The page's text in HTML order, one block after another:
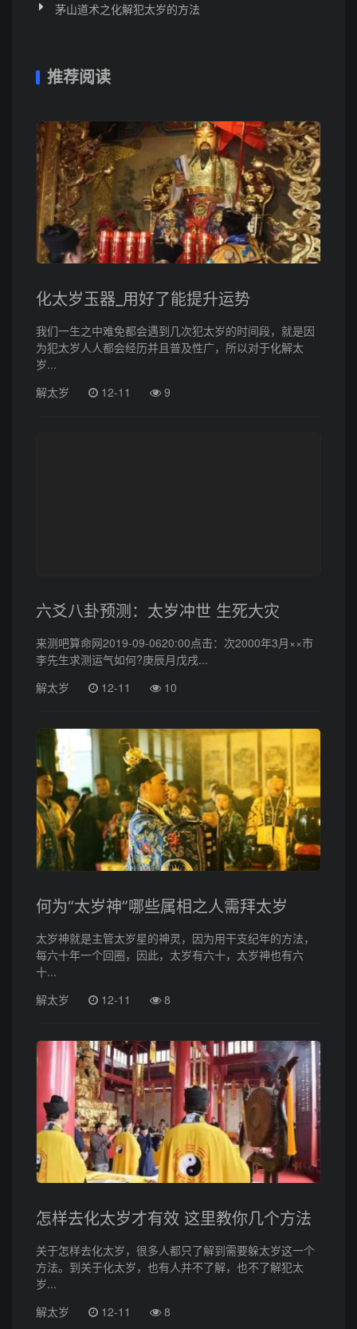
茅山道术之化解犯太岁的方法
推荐阅读
化太岁玉器_用好了能提升运势
我们一生之中难免都会遇到几次犯太岁的时间段，就是因
为犯太岁人人都会经历并且普及性广，所以对于化解太
岁...
解太岁
12-11 9
六爻八卦预测：太岁冲世 生死大灾
来测吧算命网2019-09-0620:00点击：次2000年3月××市
李先生求测运气如何?庚辰月戊戌...
解太岁
12-11 10
何为“太岁神”哪些属相之人需拜太岁
太岁神就是主管太岁星的神灵，因为用干支纪年的方法，
每六十年一个回圈，因此，太岁有六十，太岁神也有六
十...
解太岁
12-11 8
怎样去化太岁才有效 这里教你几个方法
关于怎样去化太岁，很多人都只了解到需要躲太岁这一个
方法。到关于化太岁，也有人并不了解，也不了解犯太
岁...
解太岁
12-11 8